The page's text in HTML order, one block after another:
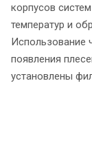
корпусов
температур и
Использование
появления
установлены